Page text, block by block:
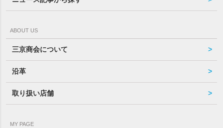
ABOUT US
三京商会について
沿革
取り扱い店舗
MY PAGE